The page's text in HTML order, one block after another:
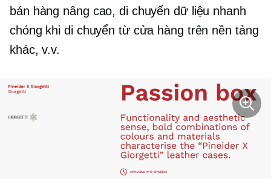
bán hàng nâng cao, di chuyển dữ liệu nhanh
chóng khi di chuyển từ cửa hàng trên nền tảng
khác, v.v.